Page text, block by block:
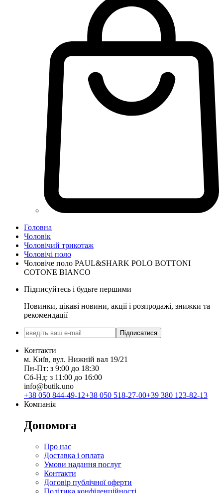
Головна
Чоловік
Чоловічий трикотаж
Чоловічі поло
Чоловіче поло PAUL&SHARK POLO BOTTONI
COTONE BIANCO
Підписуйтесь і будьте першими
Новинки, цікаві новини, акції і розпродажі, знижки та
рекомендації
Підписатися
Контакти
м. Київ, вул. Нижній вал 19/21
Пн-Пт: з 9:00 до 18:30
Сб-Нд: з 11:00 до 16:00
info@butik.uno
+38 050 844-49-12+38 050 518-27-00+39 380 123-82-13
Компанія
Допомога
Про нас
Доставка і оплата
Умови надання послуг
Контакти
Договір публічної оферти
Політика конфіденційності